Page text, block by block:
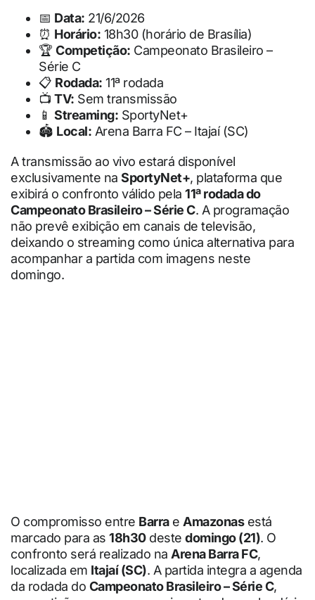
📅 Data: 21/6/2026
⏰ Horário: 18h30 (horário de Brasília)
🏆 Competição: Campeonato Brasileiro –
Série C
📋 Rodada: 11ª rodada
📺 TV: Sem transmissão
📱 Streaming: SportyNet+
🏟 Local: Arena Barra FC – Itajaí (SC)
A transmissão ao vivo estará disponível
exclusivamente na SportyNet+, plataforma que
exibirá o confronto válido pela 11ª rodada do
Campeonato Brasileiro – Série C. A programação
não prevê exibição em canais de televisão,
deixando o streaming como única alternativa para
acompanhar a partida com imagens neste
domingo.
O compromisso entre Barrae Amazonasestá
marcado para as 18h30deste domingo (21). O
confronto será realizado na Arena Barra FC,
localizada em Itajaí (SC). A partida integra a agenda
da rodada do Campeonato Brasileiro – Série C,